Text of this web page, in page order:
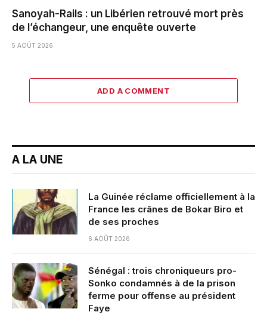
Sanoyah-Rails : un Libérien retrouvé mort près
de l’échangeur, une enquête ouverte
5 AOÛT 2026
ADD A COMMENT
A LA UNE
La Guinée réclame officiellement à la
France les crânes de Bokar Biro et
de ses proches
6 AOÛT 2026
Sénégal : trois chroniqueurs pro-
Sonko condamnés à de la prison
ferme pour offense au président
Faye